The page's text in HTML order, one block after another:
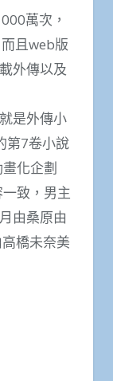
萬次，
且web版
外傳以及
是外傳小
第7卷小說
化企劃
致，男主
由桑原由
橋未奈美